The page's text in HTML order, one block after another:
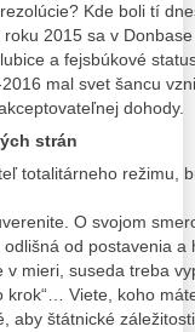
Kde boli tí
2015 sa v
a fejsbúkové
mal svet šancu
dohody.
strán
totalitárneho režimu,
O svojom
od postavenia a
mieri, suseda treba
Viete, koho
aby štátnické